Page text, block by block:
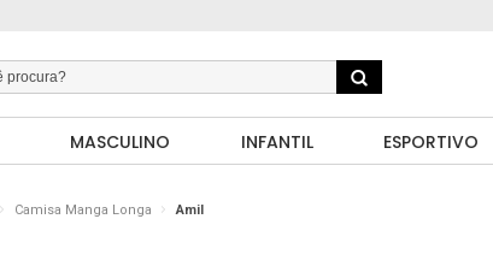
MASCULINO INFANTIL ESPORTIVO
Camisa Manga Longa Amil